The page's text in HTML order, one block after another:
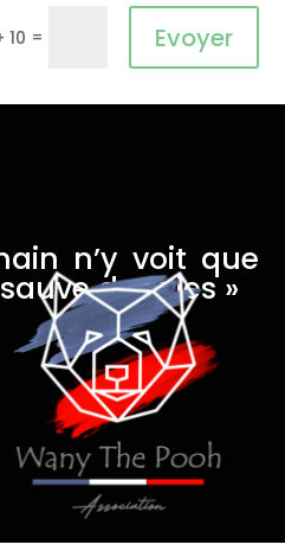
10 = Evoyer
n’y voit que
des vies »